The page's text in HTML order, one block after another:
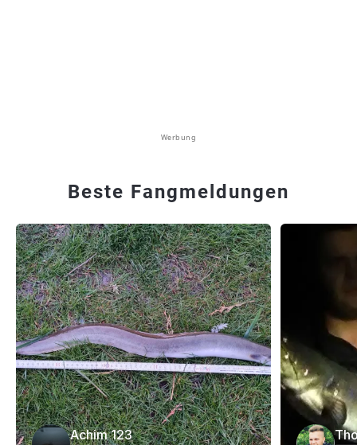
Werbung
Beste Fangmeldungen
Achim 123